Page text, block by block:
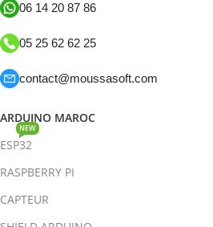
06 14 20 87 86
05 25 62 62 25
contact@moussasoft.com
ARDUINO MAROC
ESP32
NEW
RASPBERRY PI
CAPTEUR